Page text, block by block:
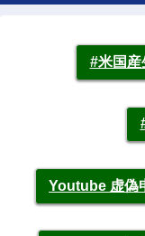
#米国産
Youtube 虚偽